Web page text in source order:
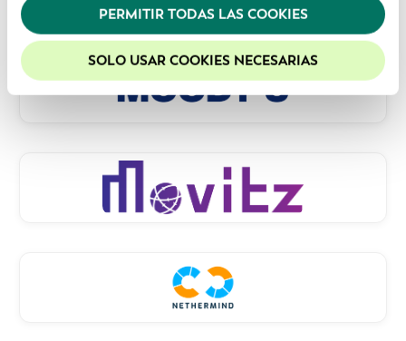
Recomendamos mantener activadas las cookies
para mejorar la experiencia en nuestro sitio web.
PERMITIR TODAS LAS COOKIES
SOLO USAR COOKIES NECESARIAS